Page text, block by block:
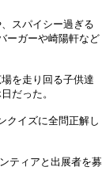
スパイシー過ぎる
ーガーや崎陽軒など
を走り回る子供達
だった。
クイズに全問正解し
ティアと出展者を募